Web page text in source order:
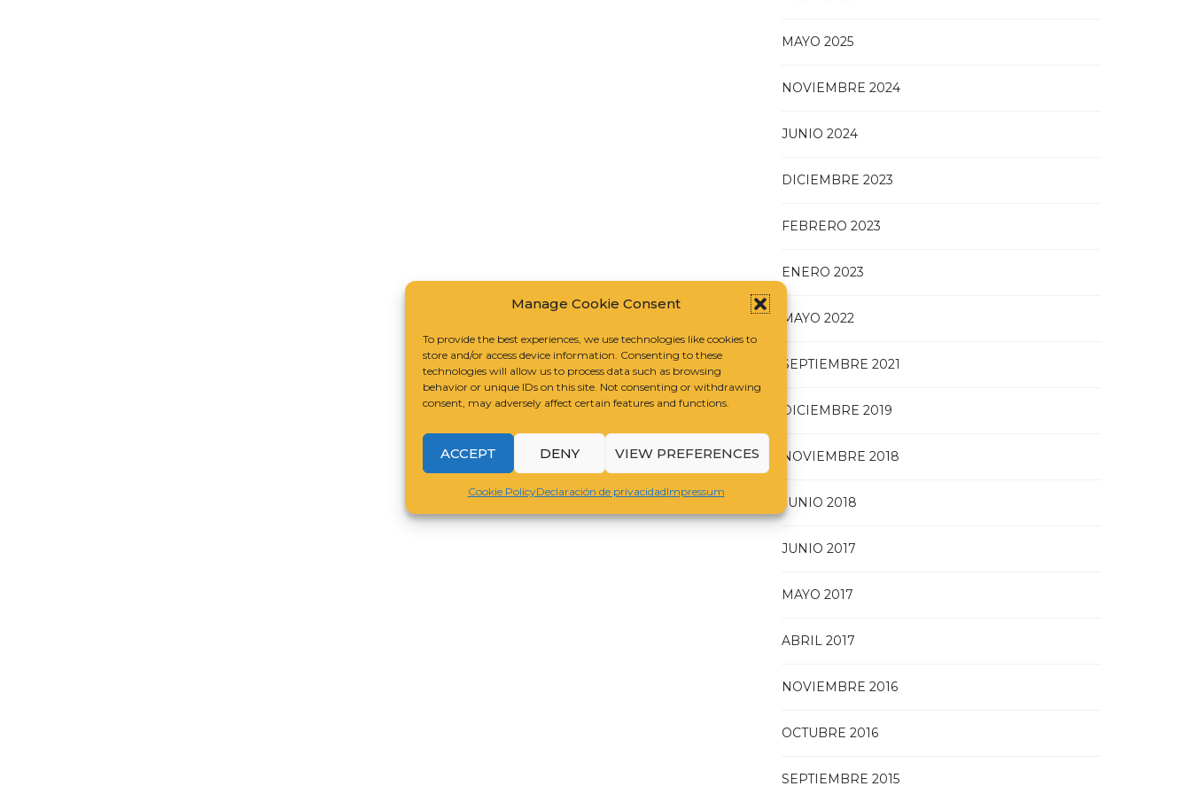
Manage Cookie Consent
To provide the best experiences, we use technologies like cookies to
store and/or access device information. Consenting to these
technologies will allow us to process data such as browsing
behavior or unique IDs on this site. Not consenting or withdrawing
consent, may adversely affect certain features and functions.
ACCEPT DENY VIEW PREFERENCES
Cookie PolicyDeclaración de privacidadImpressum
MAYO 2025
NOVIEMBRE 2024
JUNIO 2024
DICIEMBRE 2023
FEBRERO 2023
ENERO 2023
MAYO 2022
SEPTIEMBRE 2021
DICIEMBRE 2019
NOVIEMBRE 2018
JUNIO 2018
JUNIO 2017
MAYO 2017
ABRIL 2017
NOVIEMBRE 2016
OCTUBRE 2016
SEPTIEMBRE 2015